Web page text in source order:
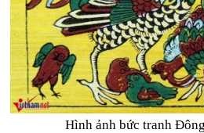
Hình ảnh bức tranh